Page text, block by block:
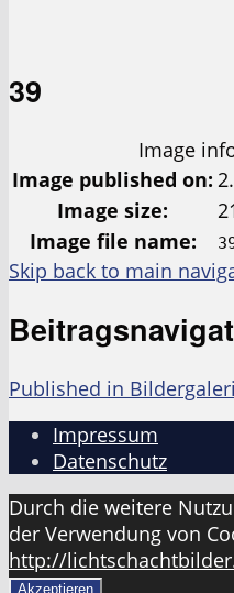
39
Image
Image published on:
Image size:
Image file name:
Skip back to main
Published in
Impressum
Datenschutz
Durch die weitere
der Verwendung von
http://
Akzeptieren